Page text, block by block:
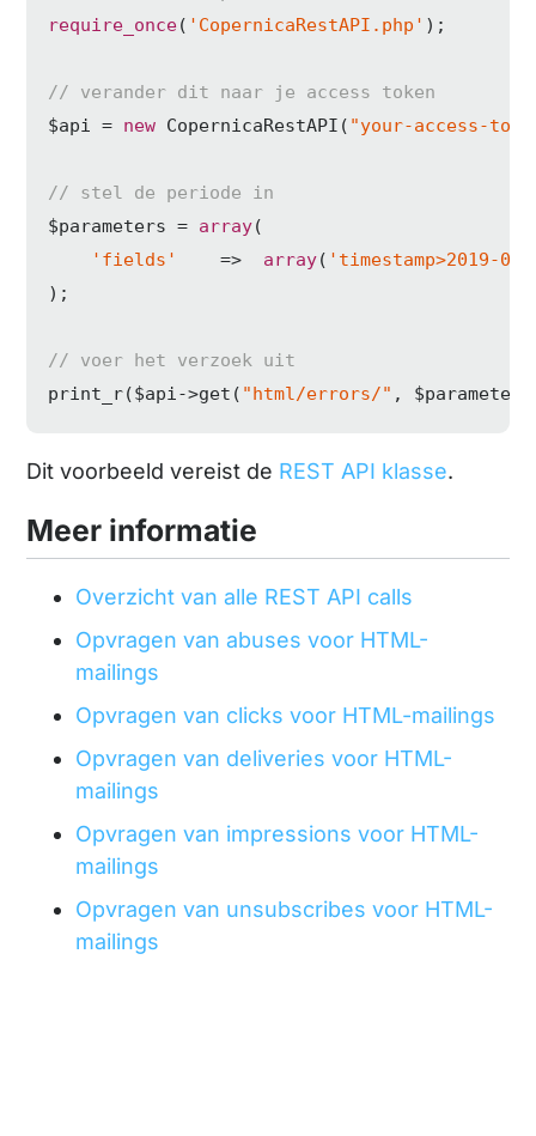
require_once( 'CopernicaRestAPI.php' );
// verander dit naar je access token
$api = new CopernicaRestAPI( "your-access-
// stel de periode in
$parameters = array(
'fields'
    =>
array( 'timestamp>2019-
);
// voer het verzoek uit
print_r($api->get( "html/errors/" ,
Dit voorbeeld vereist de REST API klasse.
Meer informatie
Overzicht van alle REST API calls
Opvragen van abuses voor HTML-
mailings
Opvragen van clicks voor HTML-mailings
Opvragen van deliveries voor HTML-
mailings
Opvragen van impressions voor HTML-
mailings
Opvragen van unsubscribes voor HTML-
mailings